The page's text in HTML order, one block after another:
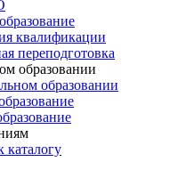
квалификации
переподготовка
образовании
образовании
каталогу